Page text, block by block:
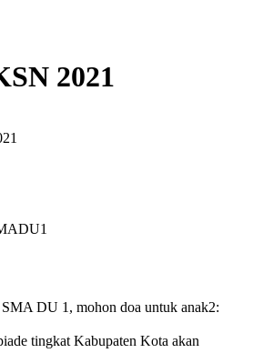
2021
DU 1, mohon doa untuk anak2:
tingkat Kabupaten Kota akan